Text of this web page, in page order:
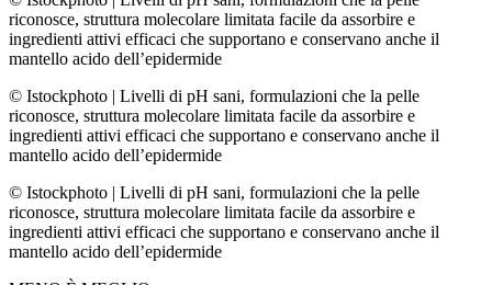
riconosce, struttura molecolare limitata facile da assorbire e
ingredienti attivi efficaci che supportano e conservano anche il
mantello acido dell’epidermide
© Istockphoto | Livelli di pH sani, formulazioni che la pelle
riconosce, struttura molecolare limitata facile da assorbire e
ingredienti attivi efficaci che supportano e conservano anche il
mantello acido dell’epidermide
© Istockphoto | Livelli di pH sani, formulazioni che la pelle
riconosce, struttura molecolare limitata facile da assorbire e
ingredienti attivi efficaci che supportano e conservano anche il
mantello acido dell’epidermide